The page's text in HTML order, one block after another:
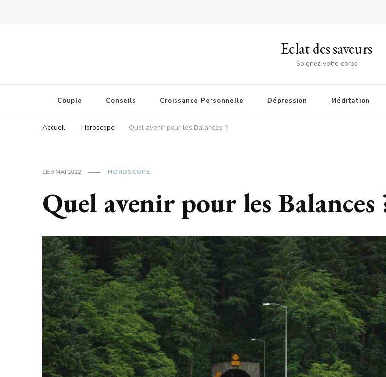
Eclat des saveurs
Soignez votre corps
Couple Conseils Croissance Personnelle Dépression Méditation
Accueil Horoscope Quel avenir pour les Balances ?
LE 9 MAI 2022 HOROSCOPE
Quel avenir pour les Balances